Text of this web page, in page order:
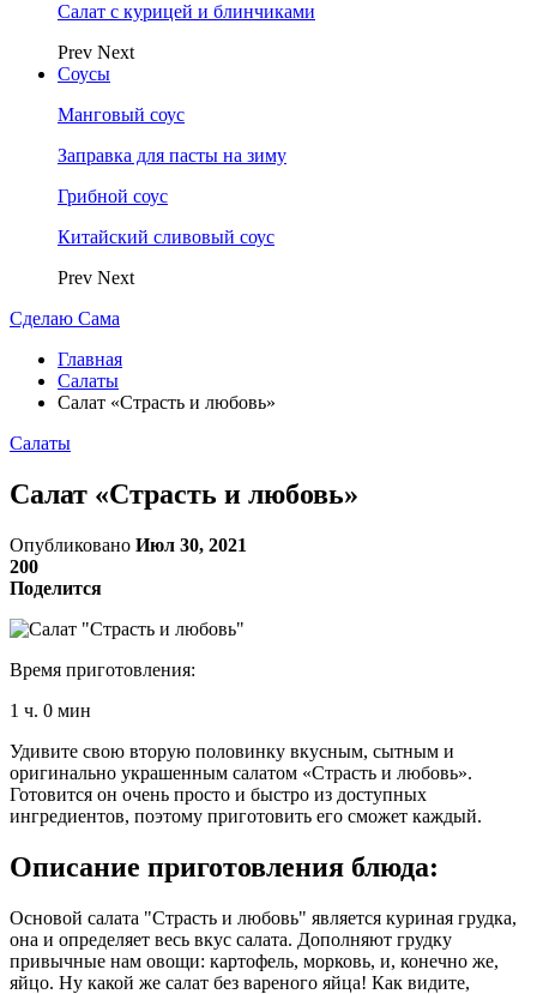
Салат с курицей и блинчиками
Prev Next
Соусы
Манговый соус
Заправка для пасты на зиму
Грибной соус
Китайский сливовый соус
Prev Next
Сделаю Сама
Главная
Салаты
Салат «Страсть и любовь»
Салаты
Салат «Страсть и любовь»
Опубликовано Июл 30, 2021
200
Поделится
Время приготовления:
1 ч. 0 мин
Удивите свою вторую половинку вкусным, сытным и
оригинально украшенным салатом «Страсть и любовь».
Готовится он очень просто и быстро из доступных
ингредиентов, поэтому приготовить его сможет каждый.
Описание приготовления блюда:
Основой салата "Страсть и любовь" является куриная грудка,
она и определяет весь вкус салата. Дополняют грудку
привычные нам овощи: картофель, морковь, и, конечно же,
яйцо. Ну какой же салат без вареного яйца! Как видите,